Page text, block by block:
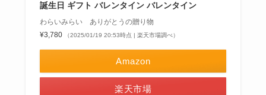
誕生日 ギフト バレンタイン バレンタイン
わらいみらい ありがとうの贈り物
¥3,780
（2025/01/19 20:53時点 | 楽天市場調べ）
Amazon
楽天市場